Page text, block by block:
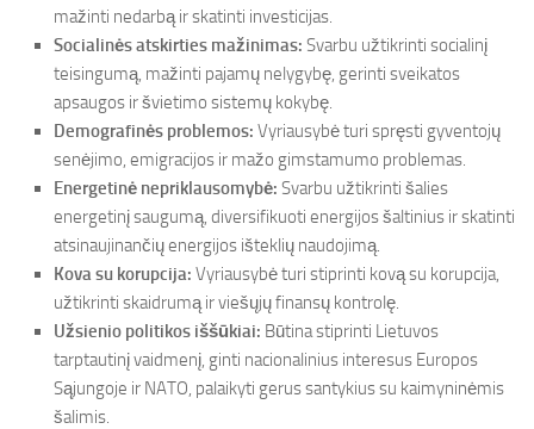
mažinti nedarbą ir skatinti investicijas.
Socialinės atskirties mažinimas: Svarbu užtikrinti socialinį
teisingumą, mažinti pajamų nelygybę, gerinti sveikatos
apsaugos ir švietimo sistemų kokybę.
Demografinės problemos: Vyriausybė turi spręsti gyventojų
senėjimo, emigracijos ir mažo gimstamumo problemas.
Energetinė nepriklausomybė: Svarbu užtikrinti šalies
energetinį saugumą, diversifikuoti energijos šaltinius ir skatinti
atsinaujinančių energijos išteklių naudojimą.
Kova su korupcija: Vyriausybė turi stiprinti kovą su korupcija,
užtikrinti skaidrumą ir viešųjų finansų kontrolę.
Užsienio politikos iššūkiai: Būtina stiprinti Lietuvos
tarptautinį vaidmenį, ginti nacionalinius interesus Europos
Sąjungoje ir NATO, palaikyti gerus santykius su kaimyninėmis
šalimis.